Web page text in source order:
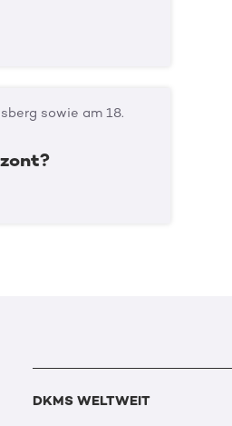
sowie am 18.
DKMS WELTWEIT